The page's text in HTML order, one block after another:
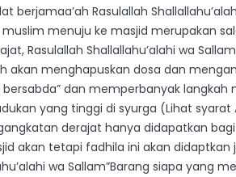
berjamaa’ah Rasulallah
menuju ke masjid merupakan
Rasulallah Shallallahu’alahi wa
akan menghapuskan dosa dan
dan memperbanyak langkah
yang tinggi di syurga (Lihat syarat
derajat hanya didapatkan
akan tetapi fadhila ini akan didaptkan
wa Sallam”Barang siapa yang